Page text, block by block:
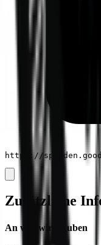
https://
Zusätzliche
An was wir glauben